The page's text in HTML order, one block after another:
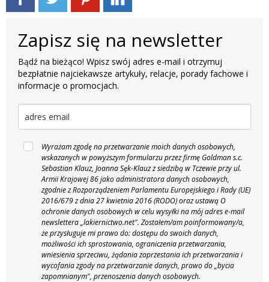
Zapisz się na newsletter
Bądź na bieżąco! Wpisz swój adres e-mail i otrzymuj
bezpłatnie najciekawsze artykuły, relacje, porady fachowe i
informacje o promocjach.
Wyrażam zgodę na przetwarzanie moich danych osobowych,
wskazanych w powyższym formularzu przez firmę Goldman s.c.
Sebastian Klauz, Joanna Sęk-Klauz z siedzibą w Tczewie przy ul.
Armii Krajowej 86 jako administratora danych osobowych,
zgodnie z Rozporządzeniem Parlamentu Europejskiego i Rady (UE)
2016/679 z dnia 27 kwietnia 2016 (RODO) oraz ustawą O
ochronie danych osobowych w celu wysyłki na mój adres e-mail
newslettera „lakiernictwo.net". Zostałem/am poinformowany/a,
że przysługuje mi prawo do: dostępu do swoich danych,
możliwości ich sprostowania, ograniczenia przetwarzania,
wniesienia sprzeciwu, żądania zaprzestania ich przetwarzania i
wycofania zgody na przetwarzanie danych, prawo do „bycia
zapomnianym", przenoszenia danych osobowych.